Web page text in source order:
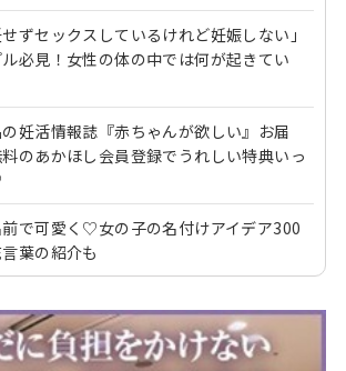
せずセックスしているけれど妊娠しない」
必見！女性の体の中では何が起きてい
妊活情報誌『赤ちゃんが欲しい』お届
のあかほし会員登録でうれしい特典いっ
で可愛く♡女の子の名付けアイデア300
葉の紹介も